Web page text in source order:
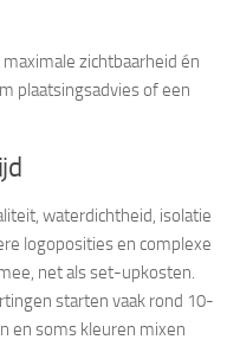
zichtbaarheid én
plaatsingsadvies of een
waterdichtheid, isolatie
logoposities en complexe
net als set-upkosten.
starten vaak rond 10-
en soms kleuren mixen